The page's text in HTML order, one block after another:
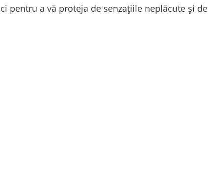
pentru a vă proteja de senzațiile neplăcute și de